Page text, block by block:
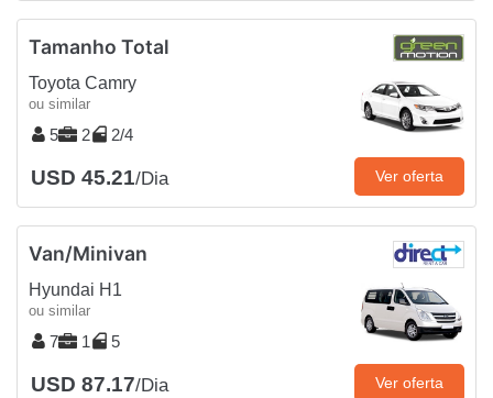
Tamanho Total
Toyota Camry
ou similar
5 2 2/4
USD 45.21/Dia Ver oferta
Van/Minivan
Hyundai H1
ou similar
7 1 5
USD 87.17/Dia Ver oferta